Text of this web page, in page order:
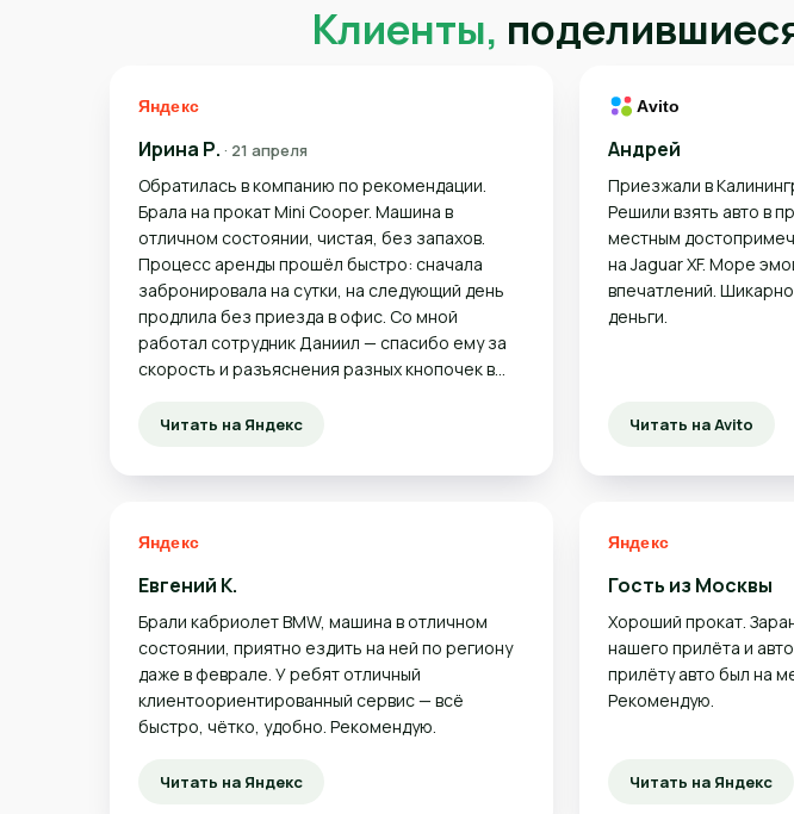
Клиенты,
Ирина Р. · 21 апреля
Обратилась в компанию по рекомендации.
Брала на прокат Mini Cooper. Машина в
отличном состоянии, чистая, без запахов.
Процесс аренды прошёл быстро: сначала
забронировала на сутки, на следующий день
продлила без приезда в офис. Со мной
работал сотрудник Даниил — спасибо ему за
скорость и разъяснения разных кнопочек в
Cooper). Осталась очень довольной. Прокат
машину в этом же агентстве.
Читать на Яндекс
Андрей
Приезжали в
Решили взять авто в
местным
на Jaguar XF. Море
впечатлений.
деньги.
Читать на Avito
Евгений К.
Брали кабриолет BMW, машина в отличном
состоянии, приятно ездить на ней по региону
даже в феврале. У ребят отличный
клиентоориентированный сервис — всё
быстро, чётко, удобно. Рекомендую.
Читать на Яндекс
Гость из Москвы
Хороший прокат.
нашего прилёта и
прилёту авто был на
Рекомендую.
Читать на Яндекс